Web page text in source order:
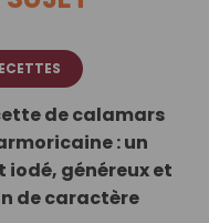
de calamars
: un
iodé, généreux et
de caractère